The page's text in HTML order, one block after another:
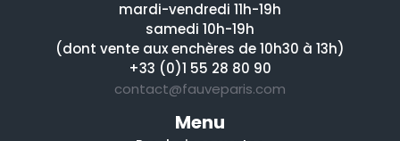
mardi-vendredi 11h-19h
samedi 10h-19h
(dont vente aux enchères de 10h30 à 13h)
+33 (0)1 55 28 80 90
contact@fauveparis.com
Menu